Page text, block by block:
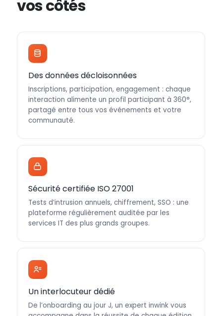
vos côtés
Des données décloisonnées
Inscriptions, participation, engagement : chaque
interaction alimente un profil participant à 360°,
partagé entre tous vos événements et votre
communauté.
Sécurité certifiée ISO 27001
Tests d’intrusion annuels, chiffrement, SSO : une
plateforme régulièrement auditée par les
services IT des plus grands groupes.
Un interlocuteur dédié
De l’onboarding au jour J, un expert inwink vous